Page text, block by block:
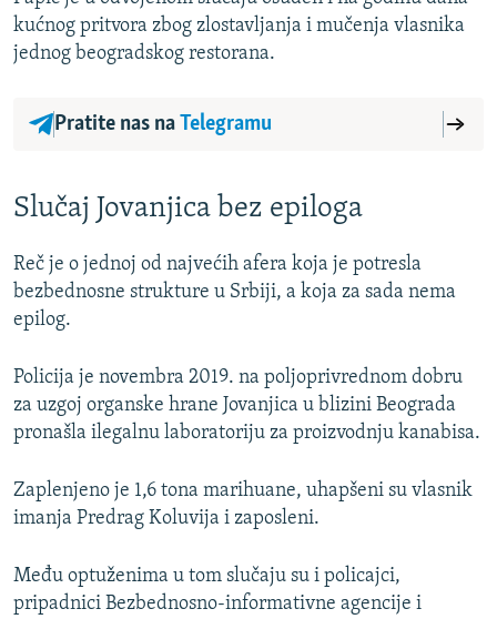
kućnog pritvora zbog zlostavljanja i mučenja vlasnika
jednog beogradskog restorana.
Pratite nas na Telegramu
Slučaj Jovanjica bez epiloga
Reč je o jednoj od najvećih afera koja je potresla
bezbednosne strukture u Srbiji, a koja za sada nema
epilog.
Policija je novembra 2019. na poljoprivrednom dobru
za uzgoj organske hrane Jovanjica u blizini Beograda
pronašla ilegalnu laboratoriju za proizvodnju kanabisa.
Zaplenjeno je 1,6 tona marihuane, uhapšeni su vlasnik
imanja Predrag Koluvija i zaposleni.
Među optuženima u tom slučaju su i policajci,
pripadnici Bezbednosno-informativne agencije i